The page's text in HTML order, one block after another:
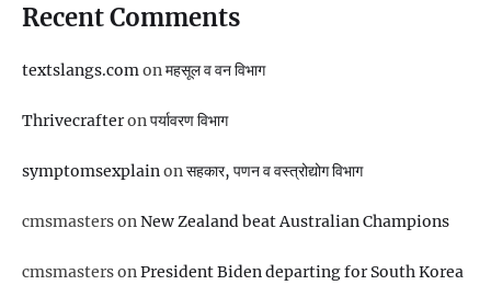
Recent Comments
textslangs.comonमहसूल व वन विभाग
Thrivecrafteronपर्यावरण विभाग
symptomsexplainonसहकार, पणन व वस्‍त्रोद्योग विभाग
cmsmastersonNew Zealand beat Australian Champions
cmsmastersonPresident Biden departing for South Korea